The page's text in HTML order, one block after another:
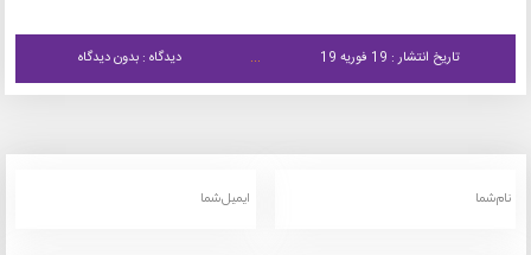
تاریخ انتشار : 19 فوریه 19 دیدگاه : بدون دیدگاه